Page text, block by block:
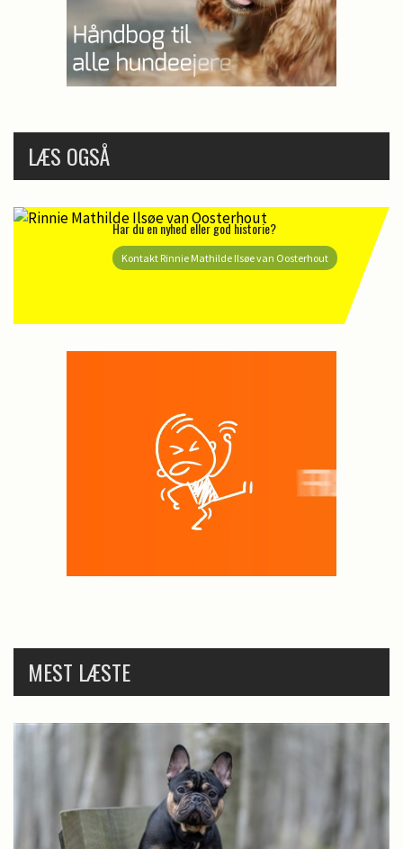
LÆS OGSÅ
Har du en nyhed eller god historie?
Kontakt Rinnie Mathilde Ilsøe van Oosterhout
MEST LÆSTE